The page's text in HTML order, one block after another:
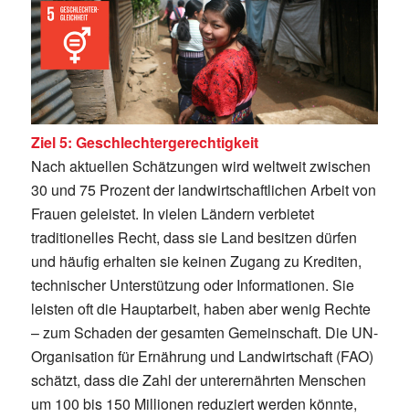
Ziel 5: Geschlechtergerechtigkeit
Nach aktuellen Schätzungen wird weltweit zwischen
30 und 75 Prozent der landwirtschaftlichen Arbeit von
Frauen geleistet. In vielen Ländern verbietet
traditionelles Recht, dass sie Land besitzen dürfen
und häufig erhalten sie keinen Zugang zu Krediten,
technischer Unterstützung oder Informationen. Sie
leisten oft die Hauptarbeit, haben aber wenig Rechte
– zum Schaden der gesamten Gemeinschaft. Die UN-
Organisation für Ernährung und Landwirtschaft (FAO)
schätzt, dass die Zahl der unterernährten Menschen
um 100 bis 150 Millionen reduziert werden könnte,